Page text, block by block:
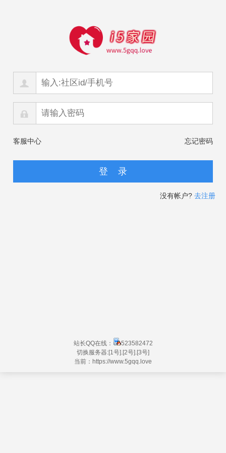
客服中心 忘记密码
没有帐户? 去注册
站长QQ在线：
523582472
切换服务器:[1号] [2号] [3号]
当前：https://www.5gqq.love